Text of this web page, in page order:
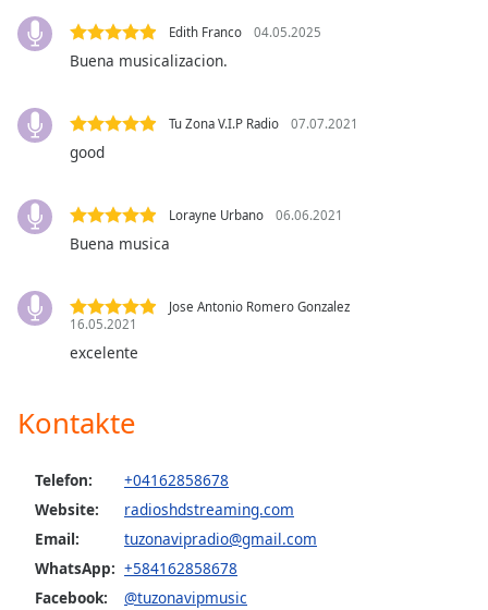
Opacity
Color
Background
Color
Edge
Edith Franco 04.05.2025
Buena musicalizacion.
Tu Zona V.I.P Radio 07.07.2021
good
Lorayne Urbano 06.06.2021
Buena musica
Jose Antonio Romero Gonzalez
16.05.2021
excelente
Kontakte
Telefon:
+04162858678
Website:
radioshdstreaming.com
Email:
tuzonavipradio@gmail.com
WhatsApp: +584162858678
Facebook:
@tuzonavipmusic